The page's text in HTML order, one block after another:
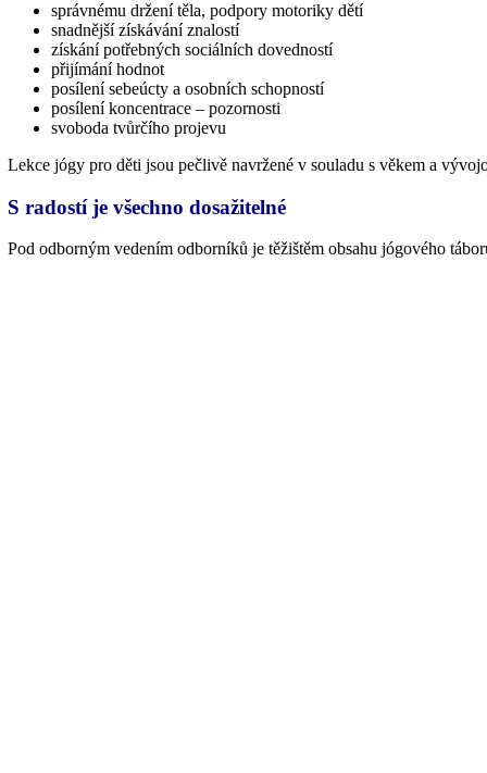
správnému držení těla, podpory motoriky dětí
snadnější získávání znalostí
získání potřebných sociálních dovedností
přijímání hodnot
posílení sebeúcty a osobních schopností
posílení koncentrace – pozornosti
svoboda tvůrčího projevu
Lekce jógy pro děti jsou pečlivě navržené v souladu s věkem a
S radostí je všechno dosažitelné
Pod odborným vedením odborníků je těžištěm obsahu jógového